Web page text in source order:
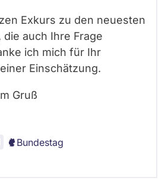
Exkurs zu den neuesten
auch Ihre Frage
ich mich für Ihr
Einschätzung.
Gruß
Bundestag